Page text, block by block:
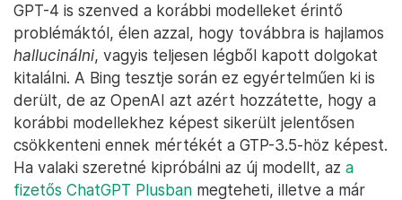
GPT-4 is szenved a korábbi modelleket érintő
problémáktól, élen azzal, hogy továbbra is hajlamos
hallucinálni, vagyis teljesen légből kapott dolgokat
kitalálni. A Bing tesztje során ez egyértelműen ki is
derült, de az OpenAI azt azért hozzátette, hogy a
korábbi modellekhez képest sikerült jelentősen
csökkenteni ennek mértékét a GTP-3.5-höz képest.
Ha valaki szeretné kipróbálni az új modellt, az a
fizetős ChatGPT Plusban megteheti, illetve a már